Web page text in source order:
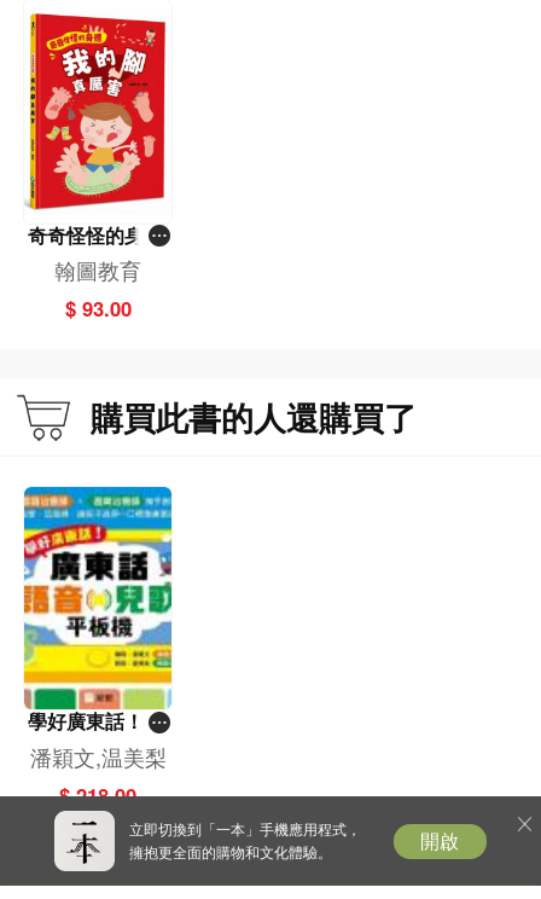
★ 幼兒身體認知啟蒙
從生活出發，認識「手」的功能與變化。
★ 互動式閱讀設計
包含找找看、手影、手部遊戲與創意畫畫。
自然帶入洗手衛生與自我保護觀念。
★ 親子共讀最佳選擇
溫暖插圖搭配生活語言，適合 3–6 歲幼兒閱讀。
作者介紹
翰圖教育
圖書編輯與製作，為家長與兒童提供優良的圖書內容及實用的教育方式，讓親子
溝通更輕鬆！
奇奇怪怪的身體
我的腳 真厲害
翰圖教育
$ 93.00
購買此書的人還購買了
學好廣東話！廣
東話語音．兒歌
平板機
潘穎文,温美梨
$ 218.00
立即切換到「一本」手機應用程式，
擁抱更全面的購物和文化體驗。
開啟